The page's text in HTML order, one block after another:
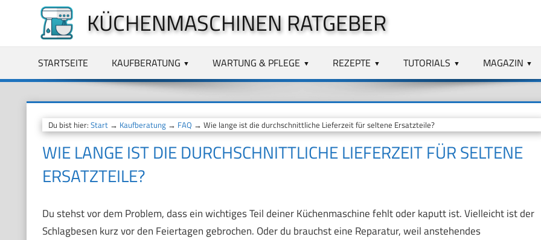
springen
KÜCHENMASCHINEN RATGEBER
STARTSEITE KAUFBERATUNG WARTUNG & PFLEGE REZEPTE TUTORIALS MAGAZIN
Du bist hier: Start→ Kaufberatung→ FAQ → Wie lange ist die durchschnittliche Lieferzeit für seltene Ersatzteile?
WIE LANGE IST DIE DURCHSCHNITTLICHE LIEFERZEIT FÜR SELTENE
ERSATZTEILE?
Du stehst vor dem Problem, dass ein wichtiges Teil deiner Küchenmaschine fehlt oder kaputt ist. Vielleicht ist der
Schlagbesen kurz vor den Feiertagen gebrochen. Oder du brauchst eine Reparatur, weil anstehendes